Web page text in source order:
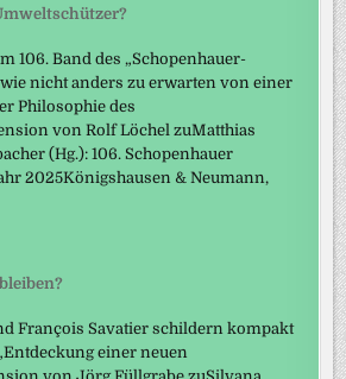
106. Band des „Schopenhauer-
nicht anders zu erwarten von einer
Philosophie des
von Rolf Löchel zuMatthias
(Hg.): 106. Schopenhauer
2025Königshausen & Neumann,
François Savatier schildern kompakt
einer neuen